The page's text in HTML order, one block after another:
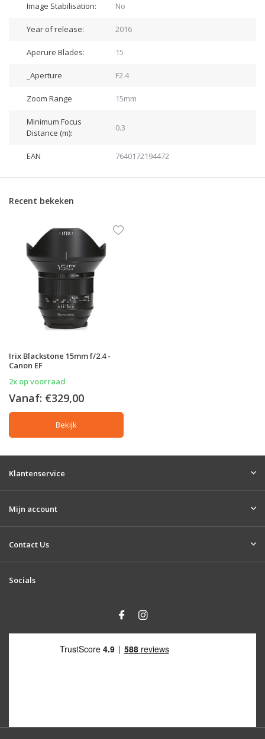
Image Stabilisation: No
Year of release: 2016
Aperure Blades: 15
_Aperture F2.4
Zoom Range 15mm
Minimum Focus
Distance (m):
0.3
EAN 7640172194472
Recent bekeken
Irix Blackstone 15mm f/2.4 -
Canon EF
2x op voorraad
Vanaf: €329,00
Bekijk
Klantenservice
Mijn account
Contact Us
Socials